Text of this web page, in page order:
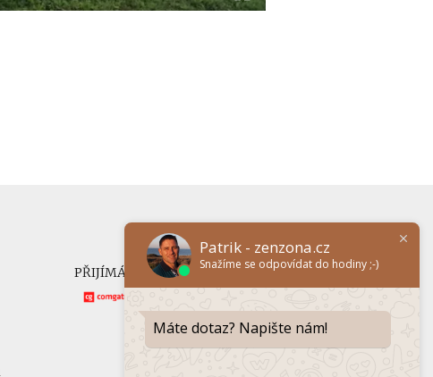
PŘIJÍMÁME ONLINE PLATBY
Patrik - zenzona.cz
Snažíme se odpovídat do hodiny ;-)
Máte dotaz? Napište nám!